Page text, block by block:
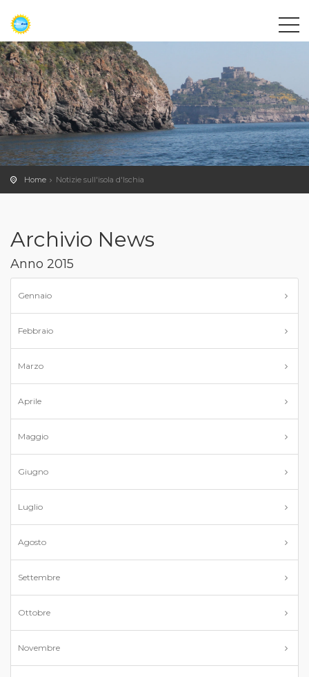
Home Notizie sull'isola d'Ischia
Archivio News
Anno 2015
Gennaio
Febbraio
Marzo
Aprile
Maggio
Giugno
Luglio
Agosto
Settembre
Ottobre
Novembre